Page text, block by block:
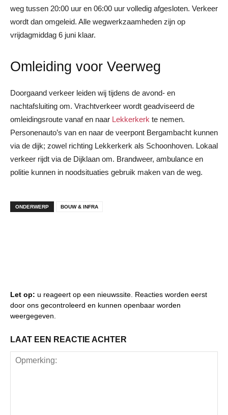
weg tussen 20:00 uur en 06:00 uur volledig afgesloten. Verkeer
wordt dan omgeleid. Alle wegwerkzaamheden zijn op
vrijdagmiddag 6 juni klaar.
Omleiding voor Veerweg
Doorgaand verkeer leiden wij tijdens de avond- en
nachtafsluiting om. Vrachtverkeer wordt geadviseerd de
omleidingsroute vanaf en naar Lekkerkerk te nemen.
Personenauto’s van en naar de veerpont Bergambacht kunnen
via de dijk; zowel richting Lekkerkerk als Schoonhoven. Lokaal
verkeer rijdt via de Dijklaan om. Brandweer, ambulance en
politie kunnen in noodsituaties gebruik maken van de weg.
ONDERWERP BOUW & INFRA
Let op: u reageert op een nieuwssite. Reacties worden eerst
door ons gecontroleerd en kunnen openbaar worden
weergegeven.
LAAT EEN REACTIE ACHTER